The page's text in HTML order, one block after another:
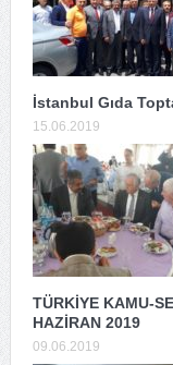
İstanbul Gıda
15.06.2019
TÜRKİYE KAMU-
HAZİRAN 2019
09.06.2019